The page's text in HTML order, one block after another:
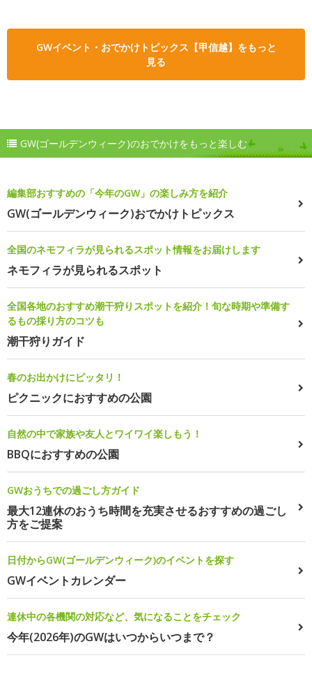
GWイベント・おでかけトピックス【甲信越】をもっと
見る
GW(ゴールデンウィーク)のおでかけをもっと楽しむ
編集部おすすめの「今年のGW」の楽しみ方を紹介
GW(ゴールデンウィーク)おでかけトピックス
全国のネモフィラが見られるスポット情報をお届けします
ネモフィラが見られるスポット
全国各地のおすすめ潮干狩りスポットを紹介！旬な時期や準備す
るもの採り方のコツも
潮干狩りガイド
春のお出かけにピッタリ！
ピクニックにおすすめの公園
自然の中で家族や友人とワイワイ楽しもう！
BBQにおすすめの公園
GWおうちでの過ごし方ガイド
最大12連休のおうち時間を充実させるおすすめの過ごし
方をご提案
日付からGW(ゴールデンウィーク)のイベントを探す
GWイベントカレンダー
連休中の各機関の対応など、気になることをチェック
今年(2026年)のGWはいつからいつまで？